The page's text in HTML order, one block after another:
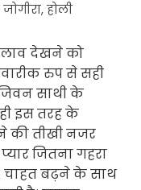
जोगीरा, होली
देखने को
रुप से सही
साथी के
इस तरह के
की तीखी नजर
जितना गहरा
चाहत बढ़ने के साथ